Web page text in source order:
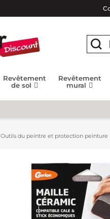
Revêtement
de sol
Revêtement
mural
Outils du peintre et protection peinture